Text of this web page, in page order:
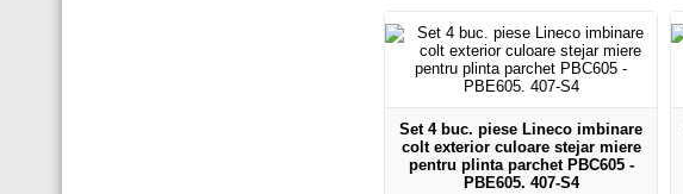
Set 4 buc. piese Lineco imbinare
colt exterior culoare stejar miere
pentru plinta parchet PBC605 -
PBE605. 407-S4